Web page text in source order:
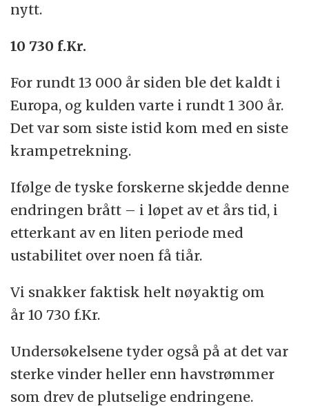
nytt.
10 730 f.Kr.
For rundt 13 000 år siden ble det kaldt i
Europa, og kulden varte i rundt 1 300 år.
Det var som siste istid kom med en siste
krampetrekning.
Ifølge de tyske forskerne skjedde denne
endringen brått – i løpet av et års tid, i
etterkant av en liten periode med
ustabilitet over noen få tiår.
Vi snakker faktisk helt nøyaktig om
år 10 730 f.Kr.
Undersøkelsene tyder også på at det var
sterke vinder heller enn havstrømmer
som drev de plutselige endringene.